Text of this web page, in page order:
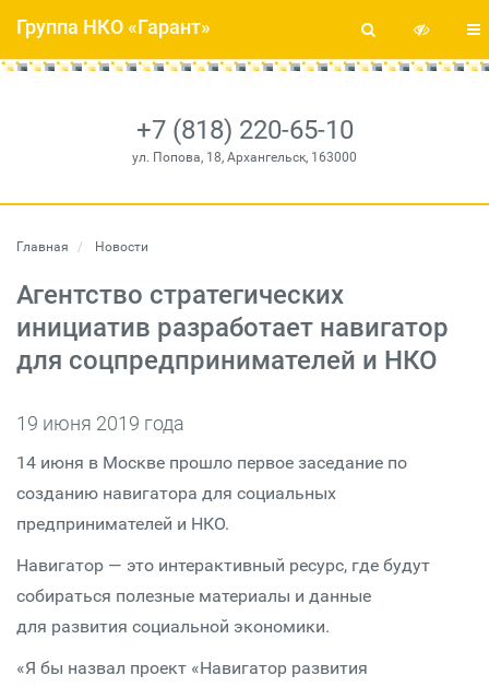
+7 (818) 220-65-10
ул. Попова, 18, Архангельск, 163000
Группа НКО «Гарант»
Главная Новости
Агентство стратегических
инициатив разработает навигатор
для соцпредпринимателей и НКО
19 июня 2019 года
14 июня в Москве прошло первое заседание по
созданию навигатора для социальных
предпринимателей и НКО.
Навигатор — это интерактивный ресурс, где будут
собираться полезные материалы и данные
для развития социальной экономики.
«Я бы назвал проект «Навигатор развития